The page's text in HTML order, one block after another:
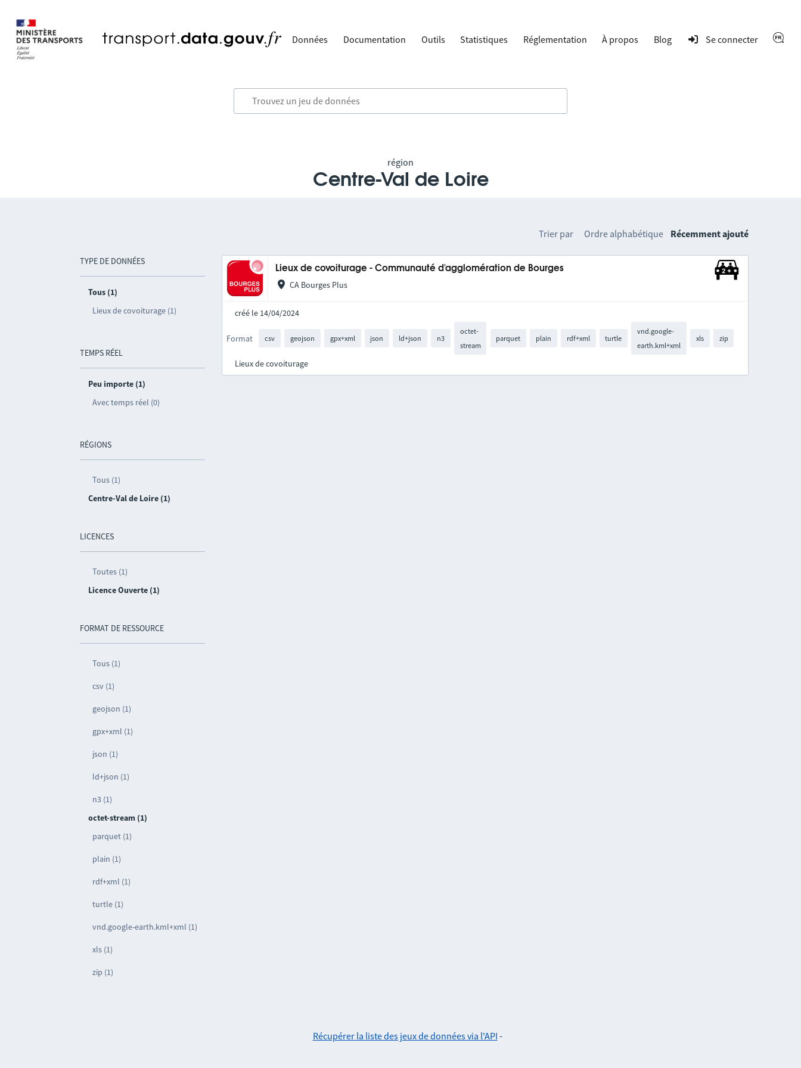
Données Documentation Outils Statistiques Réglementation À propos Blog Se connecter
région
Centre-Val de Loire
TYPE DE DONNÉES
Tous (1)
Lieux de covoiturage (1)
TEMPS RÉEL
Peu importe (1)
Avec temps réel (0)
RÉGIONS
Tous (1)
Centre-Val de Loire (1)
LICENCES
Toutes (1)
Licence Ouverte (1)
FORMAT DE RESSOURCE
Tous (1)
csv (1)
geojson (1)
gpx+xml (1)
json (1)
ld+json (1)
n3 (1)
octet-stream (1)
parquet (1)
plain (1)
rdf+xml (1)
turtle (1)
vnd.google-earth.kml+xml (1)
xls (1)
zip (1)
Trier par Ordre alphabétique Récemment ajouté
Lieux de covoiturage - Communauté d'agglomération de Bourges
CA Bourges Plus
créé le 14/04/2024
Format csv geojson gpx+xml json ld+json n3
octet-
stream
parquet plain rdf+xml turtle
vnd.google-
earth.kml+xml
xls zip
Lieux de covoiturage
Récupérer la liste des jeux de données via l'API -